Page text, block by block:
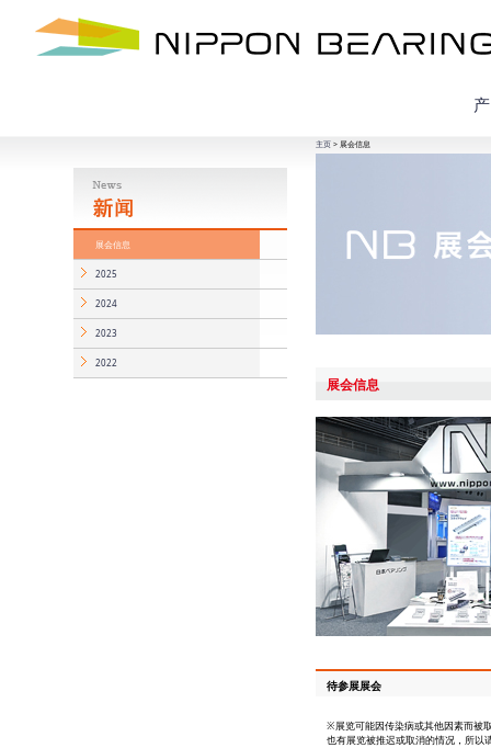
展会信息
2025
2024
2023
2022
主页 > 展会信息
展会信息
待参展展会
※展览可能因传染病或其他因素而被
也有展览被推迟或取消的情况，所以